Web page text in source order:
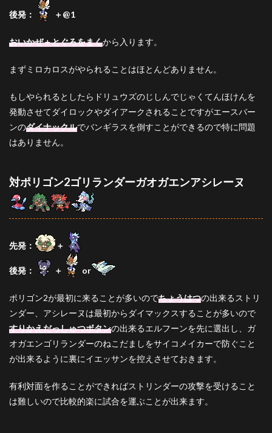
後発： ＋@1
おいかぜ＋とぐろをまくから入ります。
まずミロカロスがやられることはほとんどありません。
もしやられるとしたらドリュウズのじしんでじゃくてんほけんを
発動させてダイロックやダイアークされることですがエースバー
ンのダイナックルでバンギラスを倒すことができるので特に問題
はありません。
対ポリゴン2ゴリランダーガオガエンアシレーヌ
先発： ＋
後発： ＋ or
ポリゴン2が最初に来ることが多いのでちょうはつの出来るストリ
ンダー、アシレーヌは最初からダイマックスすることが多いので
すりかえだっしゅつボタンの出来るエルフーンを先に選出し、ガ
オガエンゴリランダーのねこだましをサイコメイカーで防ぐこと
が出来るように裏にイエッサンを控えさせておきます。
有利対面を作ることができればストリンダーの攻撃を受けること
は難しいので比較的楽に試合を運ぶことが出来ます。